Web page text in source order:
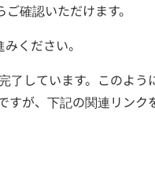
確認いただけます。
ください。
了しています。このよう
すが、下記の関連リンク